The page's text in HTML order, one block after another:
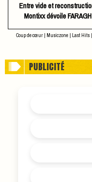
Entre vide et
Montixx dévoile FARAGH
Coup de cœur | Musiczone | Last Hits |
PUBLICITÉ